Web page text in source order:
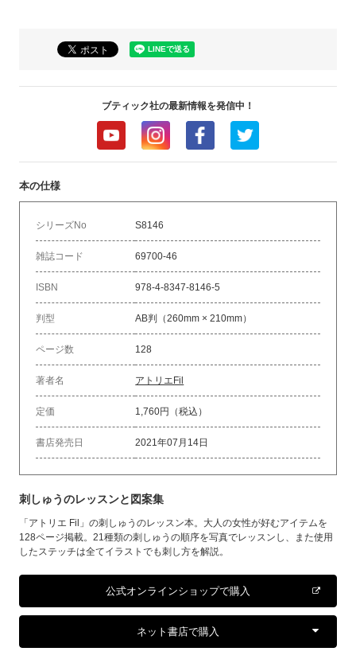
ブティック社の最新情報を発信中！
本の仕様
シリーズNo S8146
雑誌コード 69700-46
ISBN 978-4-8347-8146-5
判型 AB判（260mm × 210mm）
ページ数 128
著者名 アトリエFil
定価 1,760円（税込）
書店発売日 2021年07月14日
刺しゅうのレッスンと図案集
「アトリエ Fil」の刺しゅうのレッスン本。大人の女性が好むアイテムを
128ページ掲載。21種類の刺しゅうの順序を写真でレッスンし、また使用
したステッチは全てイラストでも刺し方を解説。
公式オンラインショップで購入
ネット書店で購入